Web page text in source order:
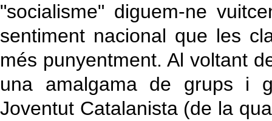
"socialisme" diguem-ne
sentiment nacional que les
més punyentment. Al voltant
una amalgama de grups i
Joventut Catalanista (de la